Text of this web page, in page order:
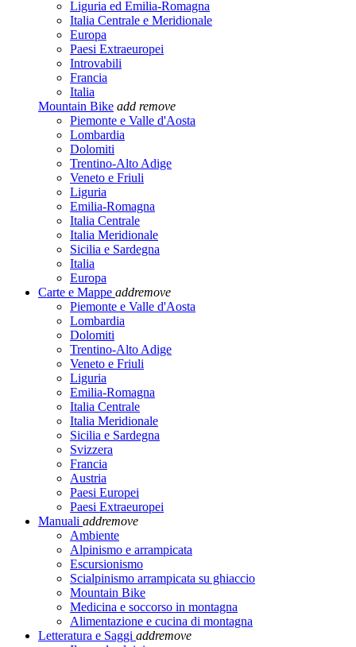
Liguria ed Emilia-Romagna
Italia Centrale e Meridionale
Europa
Paesi Extraeuropei
Introvabili
Francia
Italia
Mountain Bike add remove
Piemonte e Valle d'Aosta
Lombardia
Dolomiti
Trentino-Alto Adige
Veneto e Friuli
Liguria
Emilia-Romagna
Italia Centrale
Italia Meridionale
Sicilia e Sardegna
Italia
Europa
Carte e Mappe addremove
Piemonte e Valle d'Aosta
Lombardia
Dolomiti
Trentino-Alto Adige
Veneto e Friuli
Liguria
Emilia-Romagna
Italia Centrale
Italia Meridionale
Sicilia e Sardegna
Svizzera
Francia
Austria
Paesi Europei
Paesi Extraeuropei
Manuali addremove
Ambiente
Alpinismo e arrampicata
Escursionismo
Scialpinismo arrampicata su ghiaccio
Mountain Bike
Medicina e soccorso in montagna
Alimentazione e cucina di montagna
Letteratura e Saggi addremove